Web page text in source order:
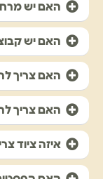
האם יש
האם יש
האם צריך
האם צריך
איזה ציוד